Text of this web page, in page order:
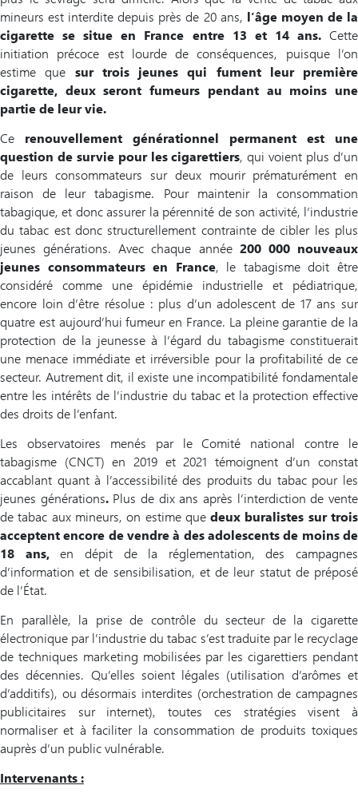
mineurs est interdite depuis près de 20 ans, l’âge moyen de la
cigarette se situe en France entre 13 et 14 ans.Cette
initiation précoce est lourde de conséquences, puisque l’on
estime que sur trois jeunes qui fument leur première
cigarette, deux seront fumeurs pendant au moins une
partie de leur vie.
Ce renouvellement générationnel permanent est une
question de survie pour les cigarettiers, qui voient plus d’un
de leurs consommateurs sur deux mourir prématurément en
raison de leur tabagisme. Pour maintenir la consommation
tabagique, et donc assurer la pérennité de son activité, l’industrie
du tabac est donc structurellement contrainte de cibler les plus
jeunes générations. Avec chaque année200 000 nouveaux
jeunes consommateurs en France, le tabagisme doit être
considéré comme une épidémie industrielle et pédiatrique,
encore loin d’être résolue : plus d’un adolescent de 17 ans sur
quatre est aujourd’hui fumeur en France. La pleine garantie de la
protection de la jeunesse à l’égard du tabagisme constituerait
une menace immédiate et irréversible pour la profitabilité de ce
secteur. Autrement dit, il existe une incompatibilité fondamentale
entre les intérêts de l’industrie du tabac et la protection effective
des droits de l’enfant.
Les observatoires menés par le Comité national contre le
tabagisme (CNCT) en 2019 et 2021 témoignent d’un constat
accablant quant à l’accessibilité des produits du tabac pour les
jeunes générations.Plus de dix ans après l’interdiction de vente
de tabac aux mineurs, on estime quedeux buralistes sur trois
acceptent encore de vendre à des adolescents de moins de
18 ans,en dépit de la réglementation, des campagnes
d’information et de sensibilisation, et de leur statut de préposé
de l’État.
En parallèle, la prise de contrôle du secteur de la cigarette
électronique par l’industrie du tabac s’est traduite par le recyclage
de techniques marketing mobilisées par les cigarettiers pendant
des décennies. Qu’elles soient légales (utilisation d’arômes et
d’additifs), ou désormais interdites (orchestration de campagnes
publicitaires sur internet), toutes ces stratégies visent à
normaliser et à faciliter la consommation de produits toxiques
auprès d’un public vulnérable.
Intervenants :